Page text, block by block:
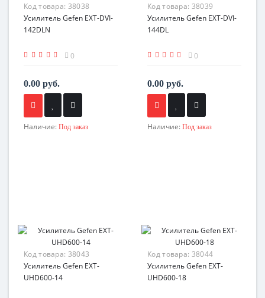
Код товара: 38038
Усилитель Gefen EXT-DVI-
142DLN
0
0.00 руб.
Наличие: Под заказ
Код товара: 38039
Усилитель Gefen EXT-DVI-
144DL
0
0.00 руб.
Наличие: Под заказ
Код товара: 38043
Усилитель Gefen EXT-
UHD600-14
Код товара: 38044
Усилитель Gefen EXT-
UHD600-18